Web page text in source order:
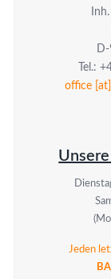
Tel.:
office
Jeden